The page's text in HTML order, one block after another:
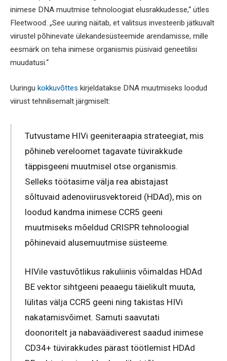
inimese DNA muutmise tehnoloogiat elusrakkudesse,“ ütles
Fleetwood. „See uuring näitab, et valitsus investeerib jätkuvalt
viirustel põhinevate ülekandesüsteemide arendamisse, mille
eesmärk on teha inimese organismis püsivaid geneetilisi
muudatusi.“
Uuringu kokkuvõttes kirjeldatakse DNA muutmiseks loodud
viirust tehnilisemalt järgmiselt:
Tutvustame HIVi geeniteraapia strateegiat, mis
põhineb vereloomet tagavate tüvirakkude
täppisgeeni muutmisel otse organismis.
Selleks töötasime välja rea abistajast
sõltuvaid adenoviirusvektoreid (HDAd), mis on
loodud kandma inimese CCR5 geeni
muutmiseks mõeldud CRISPR tehnoloogial
põhinevaid alusemuutmise süsteeme.
HIVile vastuvõtlikus rakuliinis võimaldas HDAd
BE vektor sihtgeeni peaaegu täielikult muuta,
lülitas välja CCR5 geeni ning takistas HIVi
nakatamisvõimet. Samuti saavutati
doonoritelt ja nabaväädiverest saadud inimese
CD34+ tüvirakkudes pärast töötlemist HDAd